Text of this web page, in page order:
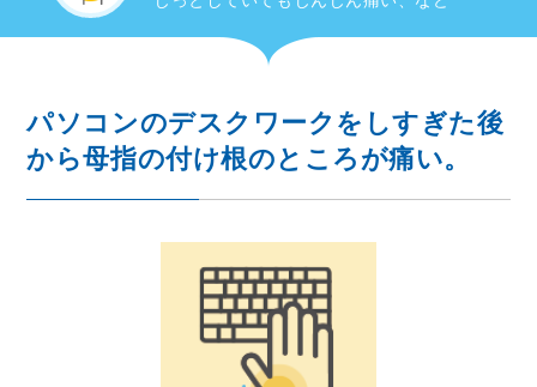
パソコンのデスクワークをしすぎた後
から母指の付け根のところが痛い。